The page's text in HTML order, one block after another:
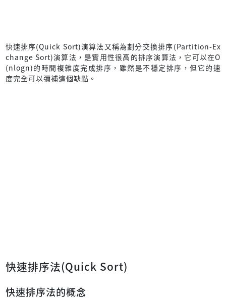
快速排序(Quick Sort)演算法又稱為劃分交換排序(Partition-Ex
change Sort)演算法，是實用性很高的排序演算法，它可以在O
(nlogn)的時間複雜度完成排序，雖然是不穩定排序，但它的速
度完全可以彌補這個缺點。
快速排序法(Quick Sort)
快速排序法的概念